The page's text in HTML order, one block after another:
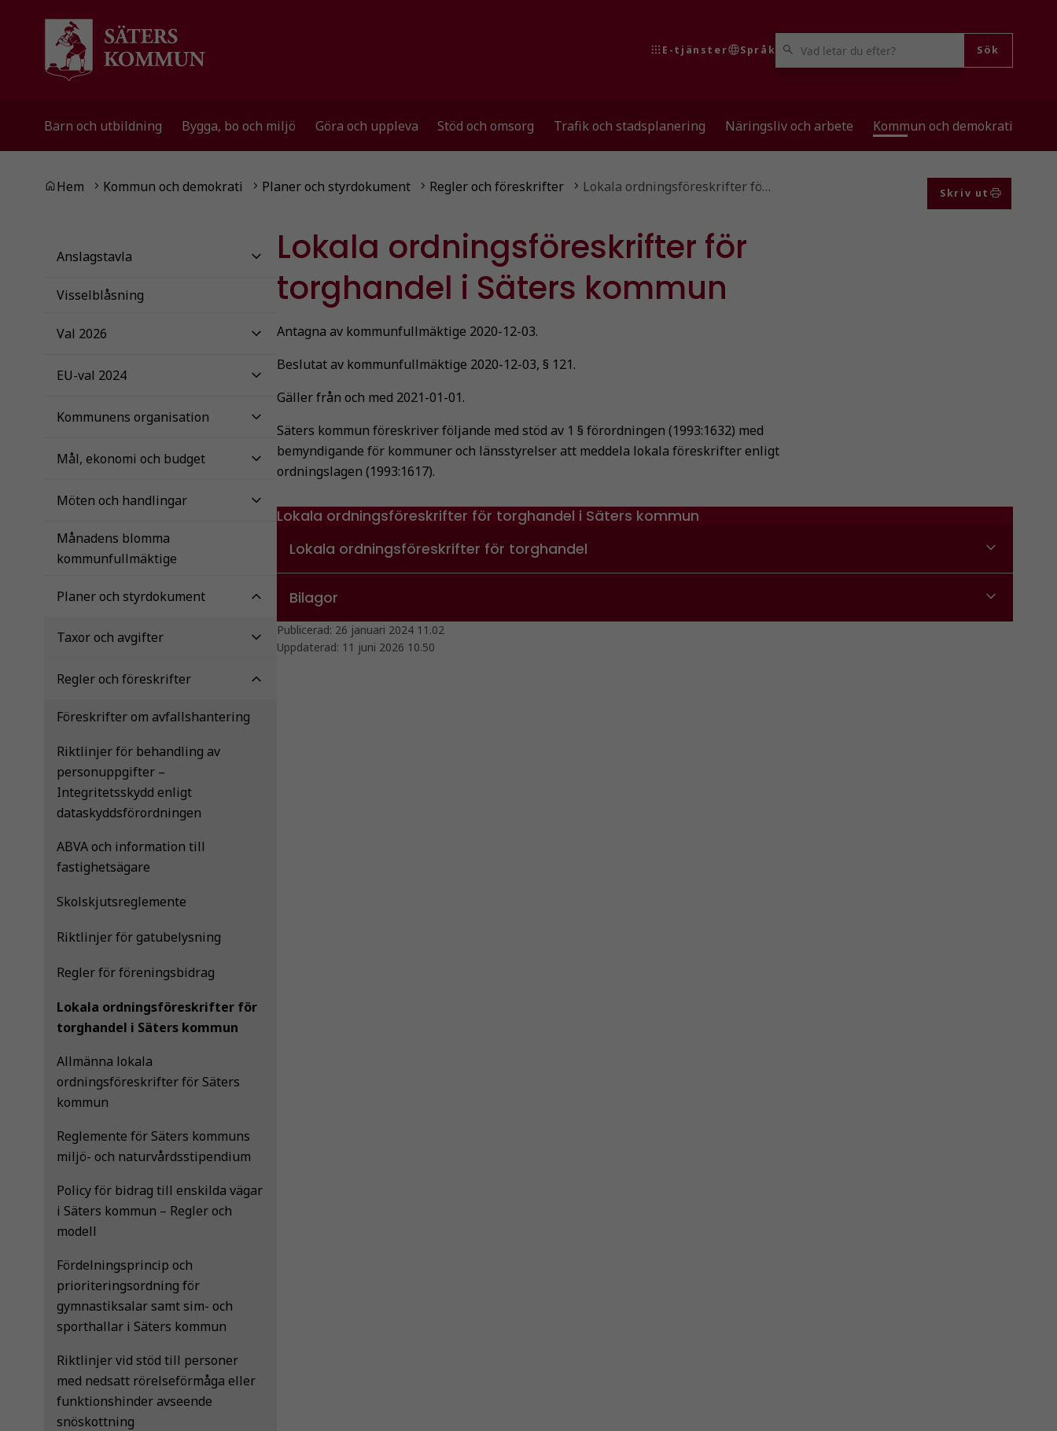
E-tjänster Språk
VAD LETAR DU EFTER?
Sök
Barn och utbildning Bygga, bo och miljö Göra och uppleva Stöd och omsorg Trafik och stadsplanering Näringsliv och arbete Kommun och demokrati
Du är här:
Hem Kommun och demokrati Planer och styrdokument Regler och föreskrifter Lokala ordningsföreskrifter fö… Skriv ut
Anslagstavla
Visselblåsning
Val 2026
EU-val 2024
Kommunens organisation
Mål, ekonomi och budget
Möten och handlingar
Månadens blomma
kommunfullmäktige
Planer och styrdokument
Taxor och avgifter
Regler och föreskrifter
Föreskrifter om avfallshantering
Riktlinjer för behandling av
personuppgifter –
Integritetsskydd enligt
dataskyddsförordningen
ABVA och information till
fastighetsägare
Skolskjutsreglemente
Riktlinjer för gatubelysning
Regler för föreningsbidrag
Lokala ordningsföreskrifter för
torghandel i Säters kommun
Allmänna lokala
ordningsföreskrifter för Säters
kommun
Reglemente för Säters kommuns
miljö- och naturvårdsstipendium
Policy för bidrag till enskilda vägar
i Säters kommun – Regler och
modell
Fördelningsprincip och
prioriteringsordning för
gymnastiksalar samt sim- och
sporthallar i Säters kommun
Riktlinjer vid stöd till personer
med nedsatt rörelseförmåga eller
funktionshinder avseende
snöskottning
Lokala ordningsföreskrifter för
torghandel i Säters kommun
Antagna av kommunfullmäktige 2020-12-03.
Beslutat av kommunfullmäktige 2020-12-03, § 121.
Gäller från och med 2021-01-01.
Säters kommun föreskriver följande med stöd av 1 § förordningen (1993:1632) med
bemyndigande för kommuner och länsstyrelser att meddela lokala föreskrifter enligt
ordningslagen (1993:1617).
Lokala ordningsföreskrifter för torghandel i Säters kommun
Lokala ordningsföreskrifter för torghandel
Bilagor
Publicerad: 26 januari 2024 11.02
Uppdaterad: 11 juni 2026 10.50